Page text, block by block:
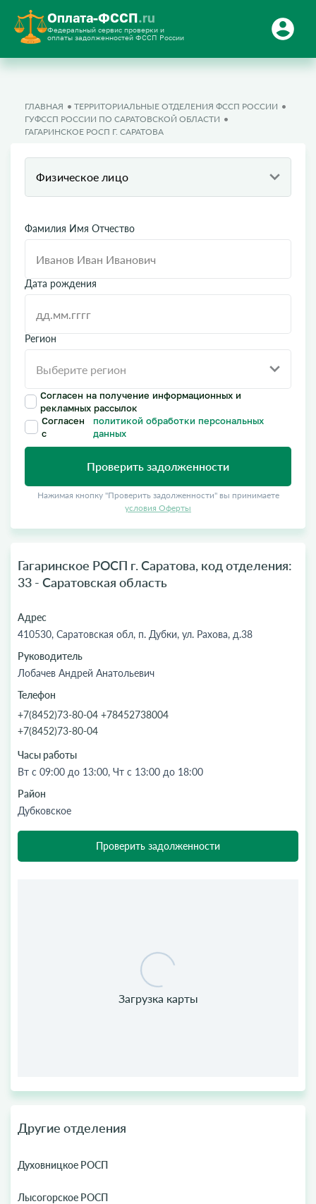
Оплата-ФССП.ru
Федеральный сервис проверки и
оплаты задолженностей ФССП России
ГЛАВНАЯ
ТЕРРИТОРИАЛЬНЫЕ ОТДЕЛЕНИЯ ФССП РОССИИ
ГУФССП РОССИИ ПО САРАТОВСКОЙ ОБЛАСТИ
ГАГАРИНСКОЕ РОСП Г. САРАТОВА
Физическое лицо
Фамилия Имя Отчество
Дата рождения
Регион
Согласен на получение информационных и
рекламных рассылок
Согласен
с
политикой обработки персональных
данных
Проверить задолженности
Нажимая кнопку "Проверить задолженности" вы принимаете
условия Оферты
Гагаринское РОСП г. Саратова, код отделения:
33 - Саратовская область
Адрес
410530, Саратовская обл, п. Дубки, ул. Рахова, д.38
Руководитель
Лобачев Андрей Анатольевич
Телефон
+7(8452)73-80-04 +78452738004
+7(8452)73-80-04
Часы работы
Вт с 09:00 до 13:00, Чт с 13:00 до 18:00
Район
Дубковское
Проверить задолженности
Другие отделения
Духовницкое РОСП
Лысогорское РОСП